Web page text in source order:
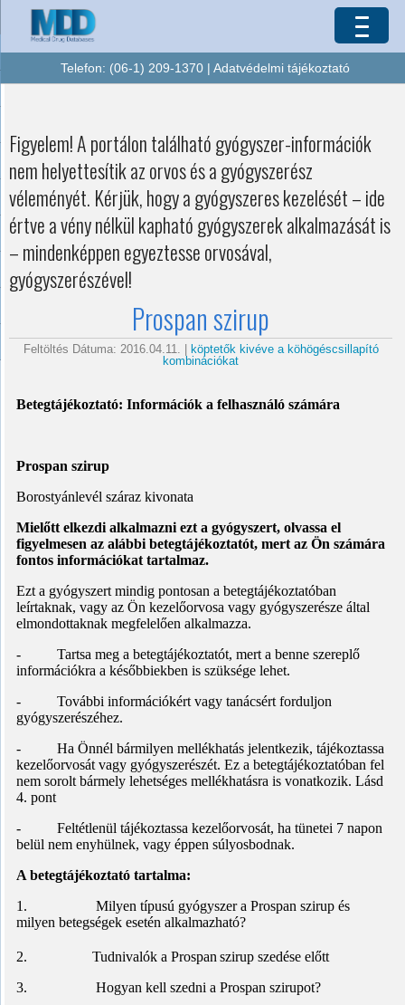
Telefon: (06-1) 209-1370 | Adatvédelmi tájékoztató
Figyelem! A portálon található gyógyszer-információk
nem helyettesítik az orvos és a gyógyszerész
véleményét. Kérjük, hogy a gyógyszeres kezelését – ide
értve a vény nélkül kapható gyógyszerek alkalmazását is
– mindenképpen egyeztesse orvosával,
gyógyszerészével!
Prospan szirup
Feltöltés Dátuma: 2016.04.11. |
köptetők kivéve a köhögéscsillapító
kombinációkat